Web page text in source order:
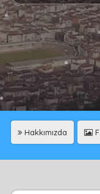
Hakkımızda